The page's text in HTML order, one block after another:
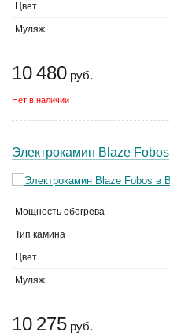
Цвет
Муляж
10 480 руб.
Нет в наличии
Электрокамин Blaze Fobos
Мощность обогрева
Тип камина
Цвет
Муляж
10 275 руб.